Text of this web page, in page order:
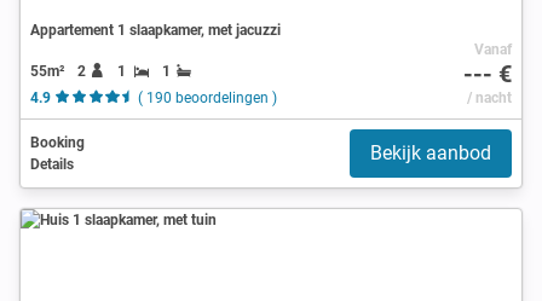
Appartement 1 slaapkamer, met jacuzzi
55m² 2 1
1
4.9
( 190 beoordelingen )
Vanaf
--- €
/ nacht
Booking
Details
Bekijk aanbod